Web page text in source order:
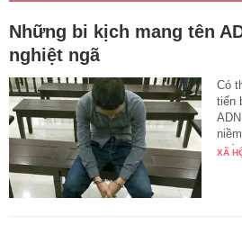
Những bi kịch mang tên
nghiệt ngã
Có
tiến
XÃ